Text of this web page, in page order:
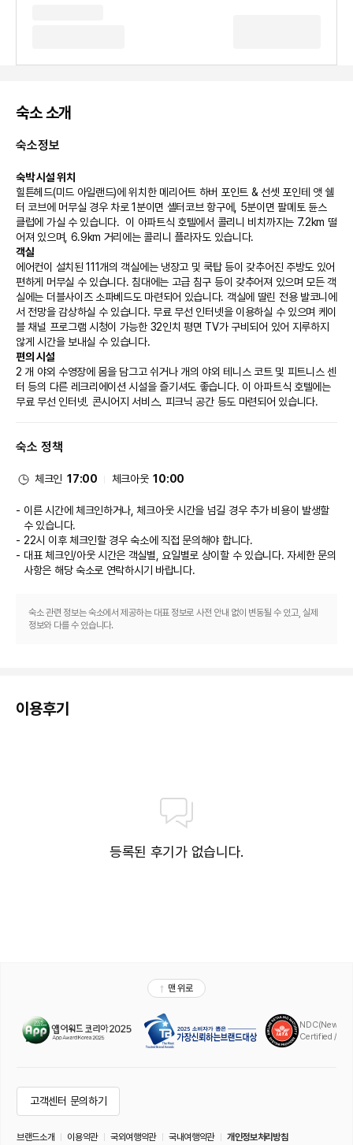
숙소 소개
숙소정보
숙박 시설 위치
힐튼헤드(미드 아일랜드)에 위치한 메리어트 하버 포인트 & 선셋 포인테 앳 쉘
터 코브에 머무실 경우 차로 1분이면 셸터코브 항구에, 5분이면 팔메토 듄스
클럽에 가실 수 있습니다.  이 아파트식 호텔에서 콜리니 비치까지는 7.2km 떨
어져 있으며, 6.9km 거리에는 콜리니 플라자도 있습니다.
객실
에어컨이 설치된 111개의 객실에는 냉장고 및 쿡탑 등이 갖추어진 주방도 있어
편하게 머무실 수 있습니다. 침대에는 고급 침구 등이 갖추어져 있으며 모든 객
실에는 더블사이즈 소파베드도 마련되어 있습니다. 객실에 딸린 전용 발코니에
서 전망을 감상하실 수 있습니다. 무료 무선 인터넷을 이용하실 수 있으며 케이
블 채널 프로그램 시청이 가능한 32인치 평면 TV가 구비되어 있어 지루하지
않게 시간을 보내실 수 있습니다.
편의 시설
2 개 야외 수영장에 몸을 담그고 쉬거나 개의 야외 테니스 코트 및 피트니스 센
터 등의 다른 레크리에이션 시설을 즐기셔도 좋습니다. 이 아파트식 호텔에는
무료 무선 인터넷, 콘시어지 서비스, 피크닉 공간 등도 마련되어 있습니다.
를 제공하는 스낵바/델리에서는 간단한 식사가 가능합니다.
대표적인 편의 시설과 서비스로는 도서관, 프런트 데스크의 귀중품 보관함, 엘
다.
숙소 정책
체크인 17:00 체크아웃 10:00
이른 시간에 체크인하거나, 체크아웃 시간을 넘길 경우 추가 비용이 발생할
수 있습니다.
22시 이후 체크인할 경우 숙소에 직접 문의해야 합니다.
대표 체크인/아웃 시간은 객실별, 요일별로 상이할 수 있습니다. 자세한 문의
사항은 해당 숙소로 연락하시기 바랍니다.
숙소 관련 정보는 숙소에서 제공하는 대표 정보로 사전 안내 없이 변동될 수 있고, 실제
정보와 다를 수 있습니다.
이용후기
등록된 후기가 없습니다.